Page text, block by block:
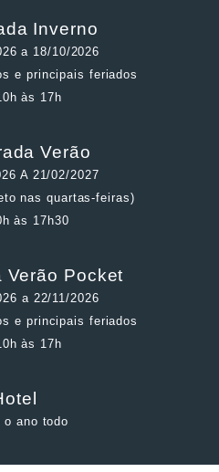
Inverno
a 18/10/2026
e principais feriados
às 17h
Verão
A 21/02/2027
nas quartas-feiras)
às 17h30
Verão Pocket
a 22/11/2026
e principais feriados
às 17h
o ano todo